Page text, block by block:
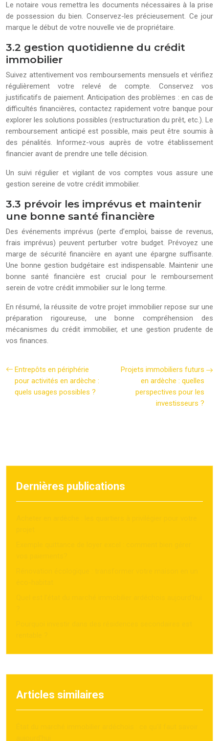
Le notaire vous remettra les documents nécessaires à la prise
de possession du bien. Conservez-les précieusement. Ce jour
marque le début de votre nouvelle vie de propriétaire.
3.2 gestion quotidienne du crédit
immobilier
Suivez attentivement vos remboursements mensuels et vérifiez
régulièrement votre relevé de compte. Conservez vos
justificatifs de paiement. Anticipation des problèmes : en cas de
difficultés financières, contactez rapidement votre banque pour
explorer les solutions possibles (restructuration du prêt, etc.). Le
remboursement anticipé est possible, mais peut être soumis à
des pénalités. Informez-vous auprès de votre établissement
financier avant de prendre une telle décision.
Un suivi régulier et vigilant de vos comptes vous assure une
gestion sereine de votre crédit immobilier.
3.3 prévoir les imprévus et maintenir
une bonne santé financière
Des événements imprévus (perte d’emploi, baisse de revenus,
frais imprévus) peuvent perturber votre budget. Prévoyez une
marge de sécurité financière en ayant une épargne suffisante.
Une bonne gestion budgétaire est indispensable. Maintenir une
bonne santé financière est crucial pour le remboursement
serein de votre crédit immobilier sur le long terme.
En résumé, la réussite de votre projet immobilier repose sur une
préparation rigoureuse, une bonne compréhension des
mécanismes du crédit immobilier, et une gestion prudente de
vos finances.
Entrepôts en périphérie
pour activités en ardèche :
quels usages possibles ?
Projets immobiliers futurs
en ardèche : quelles
perspectives pour les
investisseurs ?
Dernières publications
Articles similaires